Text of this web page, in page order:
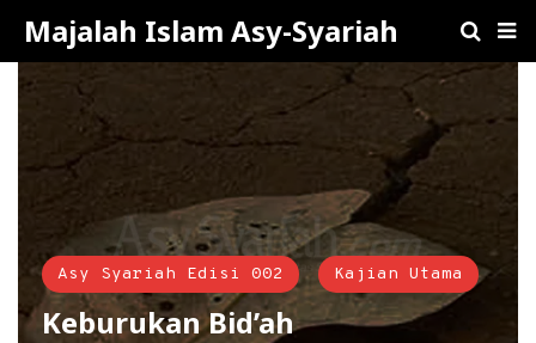
Majalah Islam Asy-Syariah
Asy Syariah Edisi 002 Kajian Utama
Keburukan Bid’ah